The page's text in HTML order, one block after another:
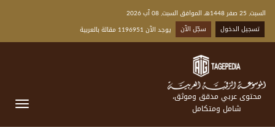
السبت, 25 صفر 1448هـ الموافق السبت, 08 آب 2026
تسجيل الدخول
سجّل الآن يوجد الآن 1196951 مقالة بالعربية
محتوى عربي مدقق وموثق،
شامل ومتكامل